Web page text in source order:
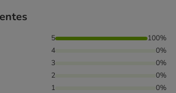
avaliaram com 5 estrelas,
5
100%
4
0%
3
0%
2
0%
1
0%